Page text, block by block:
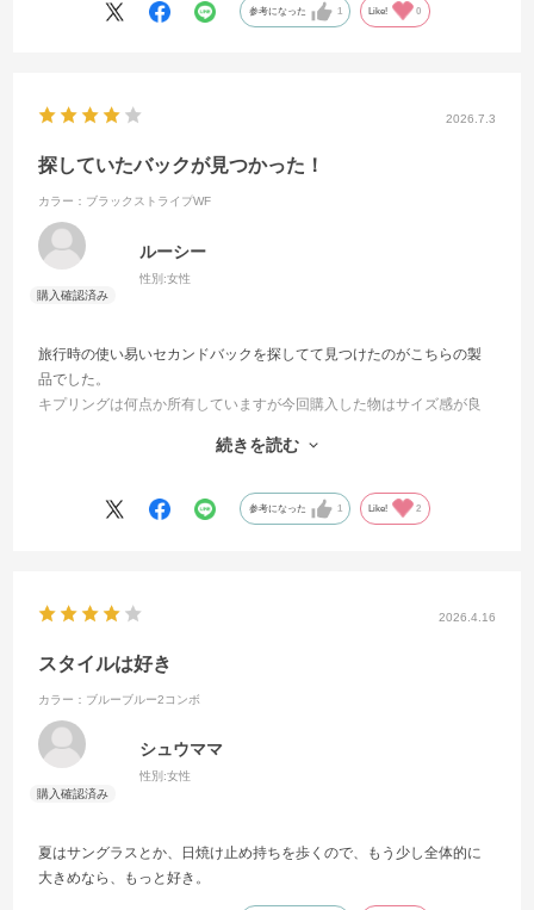
参考になった 1 Like! 0
2026.7.3
探していたバックが見つかった！
カラー：ブラックストライプWF
ルーシー
性別:女性
旅行時の使い易いセカンドバックを探してて見つけたのがこちらの製
品でした。
キプリングは何点か所有していますが今回購入した物はサイズ感が良
りお気に入り。今回4日間の国内旅行時に使わせて頂いたが大活躍でし
続きを読む
参考になった 1 Like! 2
2026.4.16
スタイルは好き
カラー：ブルーブルー2コンボ
シュウママ
性別:女性
夏はサングラスとか、日焼け止め持ちを歩くので、もう少し全体的に
大きめなら、もっと好き。